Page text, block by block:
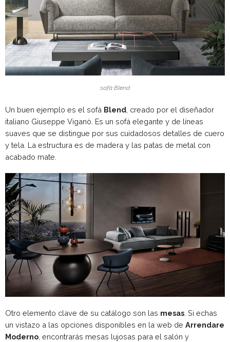
sofá Blend
Un buen ejemplo es el sofá Blend , creado por el diseñador
italiano Giuseppe Viganò. Es un sofá elegante y de líneas
suaves que se distingue por sus cuidadosos detalles de cuero
y tela. La estructura es de madera y las patas de metal con
acabado mate.
Otro elemento clave de su catálogo son las mesas . Si echas
un vistazo a las opciones disponibles en la web de Arrendare
Moderno , encontrarás mesas lujosas para el salón y